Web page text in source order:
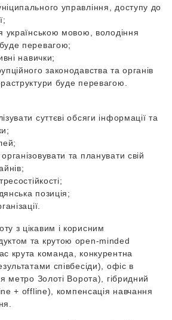
управління, доступу до
українською мовою, володіння
перевагою;
навички;
законодавства та органів
буде перевагою.
суттєві обсяги інформації та
та планувати свій
позиція;
з цікавим і корисним
та крутою open-minded
крута команда, конкурентна
співбесіди), офіс в
метро Золоті Ворота), гібридний
+ offline), компенсація навчання